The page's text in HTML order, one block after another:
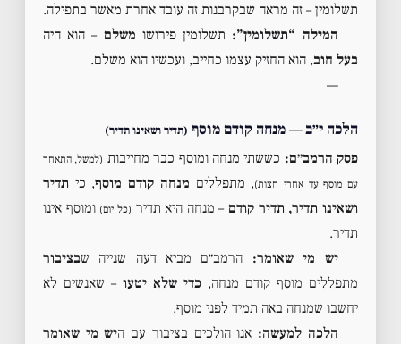
תשלומין – זה מראה שבקרבנות זה עובד אחרת מאשר בתפילה.
המילה “תשלומין”: תשלומין פירושו משלם – הוא היה
בעל חוב, הוא החזיק עצמו כחייב, ועכשיו הוא משלם.
—
הלכה י״ב — מנחה קודם מוסף (תדיר ושאינו תדיר)
פסק הרמב״ם: כששתי מנחה ומוסף כבר מחייבות (למשל, התאחר
עם מוסף עד אחרי חצות), מתפללים מנחה קודם מוסף, כי תדיר
ושאינו תדיר, תדיר קודם– מנחה היא תדיר (כל יום) ומוסף אינו
תדיר.
יש מי שאומר: הרמב״ם מביא דעה שנייה שבציבור
מתפללים מוסף קודם מנחה, כדי שלא יטעו – שאנשים לא
יחשבו שמנחה באה תמיד לפני מוסף.
הלכה למעשה: אנו הולכים בציבור עם היש מי שאומר